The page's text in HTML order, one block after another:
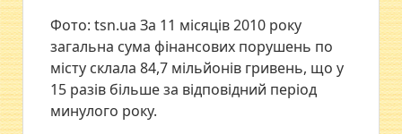
Фото: tsn.ua За 11 місяців 2010 року
загальна сума фінансових порушень по
місту склала 84,7 мільйонів гривень, що у
15 разів більше за відповідний період
минулого року.